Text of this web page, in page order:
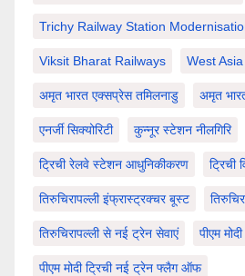
Trichy Railway Station
Viksit Bharat Railways West
अमृत भारत एक्सप्रेस तमिलनाडु अमृत
एनर्जी सिक्योरिटी कुन्नूर स्टेशन नीलगिरि
ट्रिची रेलवे स्टेशन आधुनिकीकरण ट्रिची
तिरुचिरापल्ली इंफ्रास्ट्रक्चर बूस्ट
तिरुचिरापल्ली से नई ट्रेन सेवाएं पीएम मोदी
पीएम मोदी ट्रिची नई ट्रेन फ्लैग ऑफ